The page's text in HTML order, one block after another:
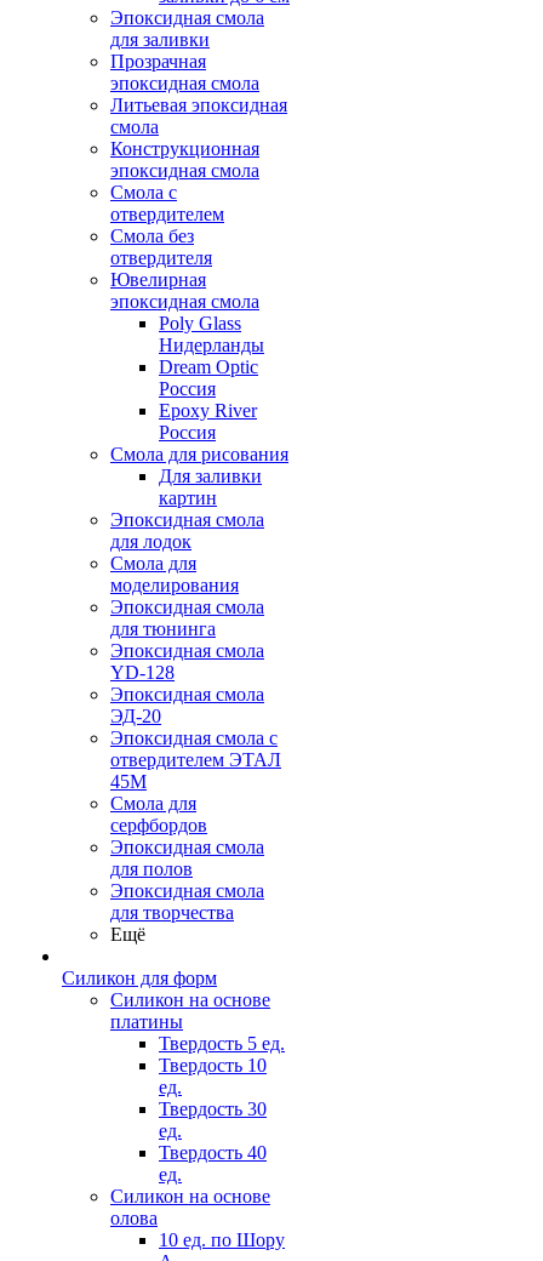
Эпоксидная смола
для заливки
Прозрачная
эпоксидная смола
Литьевая эпоксидная
смола
Конструкционная
эпоксидная смола
Смола с
отвердителем
Смола без
отвердителя
Ювелирная
эпоксидная смола
Poly Glass
Нидерланды
Dream Optic
Россия
Epoxy River
Россия
Смола для рисования
Для заливки
картин
Эпоксидная смола
для лодок
Смола для
моделирования
Эпоксидная смола
для тюнинга
Эпоксидная смола
YD-128
Эпоксидная смола
ЭД-20
Эпоксидная смола с
отвердителем ЭТАЛ
45М
Смола для
серфбордов
Эпоксидная смола
для полов
Эпоксидная смола
для творчества
Ещё
Силикон для форм
Силикон на основе
платины
Твердость 5 ед.
Твердость 10
ед.
Твердость 30
ед.
Твердость 40
ед.
Силикон на основе
олова
10 ед. по Шору